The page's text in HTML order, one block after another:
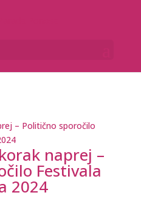
naprej –
Festivala
2024